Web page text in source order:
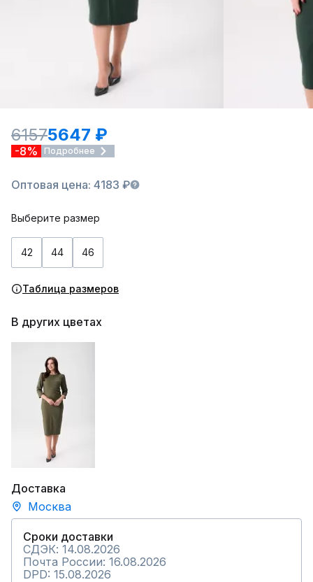
61575647 ₽
-8% Подробнее
Оптовая цена: 4183 ₽
Выберите размер
42 44 46
Таблица размеров
В других цветах
Доставка
Москва
Сроки доставки
СДЭК: 14.08.2026
Почта России: 16.08.2026
DPD: 15.08.2026